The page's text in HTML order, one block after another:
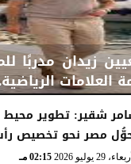
زيدان مدربًا
العلامات
شقير: تطوير محيط
مصر نحو تخصيص
29 يوليو 2026 02:15 مـ